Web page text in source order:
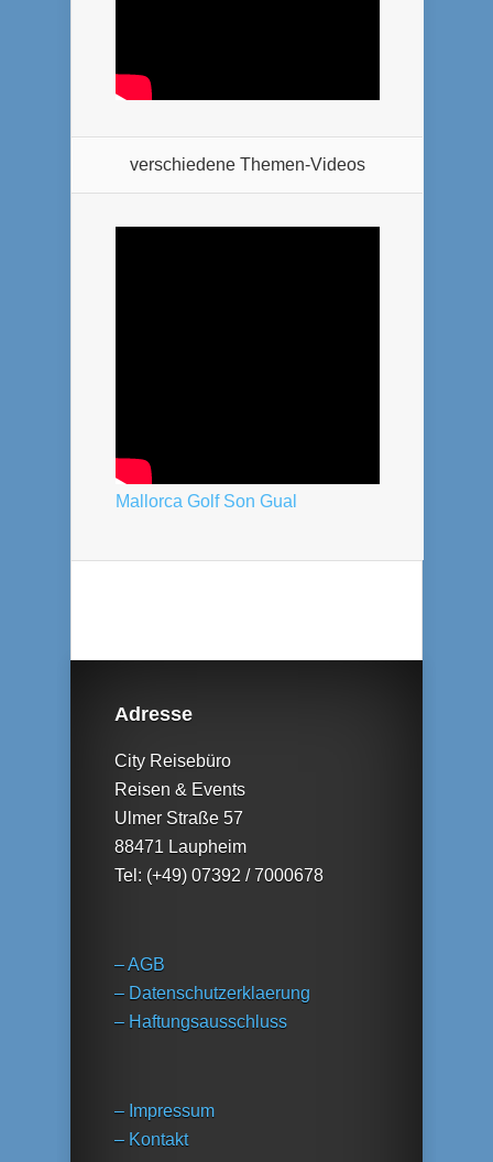
verschiedene Themen-Videos
Mallorca Golf Son Gual
Adresse
City Reisebüro
Reisen & Events
Ulmer Straße 57
88471 Laupheim
Tel: (+49) 07392 / 7000678
– AGB
– Datenschutzerklaerung
– Haftungsausschluss
– Impressum
– Kontakt